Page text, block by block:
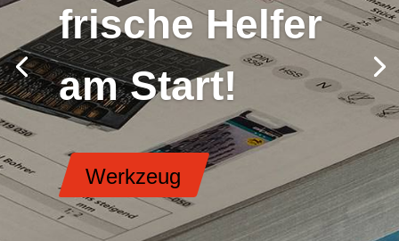
frische Helfer
am Start!
Werkzeug